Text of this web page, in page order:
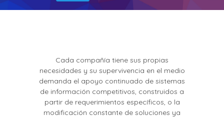
Cada compañía tiene sus propias
necesidades y su supervivencia en el medio
demanda el apoyo continuado de sistemas
de información competitivos, construidos a
partir de requerimientos específicos, o la
modificación constante de soluciones ya